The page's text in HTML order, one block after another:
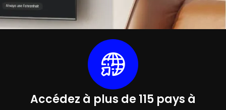
Accédez à plus de 115 pays à